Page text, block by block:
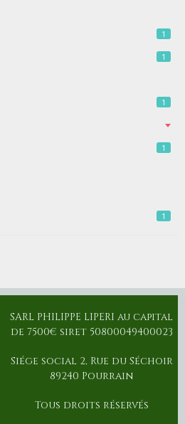
1
1
1
1
1
SARL PHILIPPE LIPERI au capital
de 7500€ siret 50800049400023
Siége social 2, Rue du Séchoir
89240 Pourrain
Tous droits réservés